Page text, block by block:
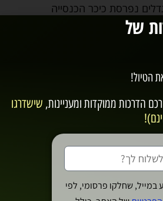
נפרסת כיכר הכנסייה
הקירכפלאץ Kirchplatz. הכיכר המרכזית והרחבה של
בגן העיר
Stadtgarten ואוסף
ריינהארט
ברומרהולץ Sammlung
של
הטיול!
הדרכות ממוקדות ומעניינות,שישדרגו
שחלקו פרסומי, לפי